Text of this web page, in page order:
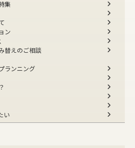
集
ン
替えのご相談
ランニング
い